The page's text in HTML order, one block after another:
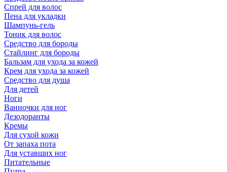
Спрей для волос
Пена для укладки
Шампунь-гель
Тоник для волос
Средство для бороды
Стайлинг для бороды
Бальзам для ухода за кожей
Крем для ухода за кожей
Средство для душа
Для детей
Ноги
Ванночки для ног
Дезодоранты
Кремы
Для сухой кожи
От запаха пота
Для уставших ног
Питательные